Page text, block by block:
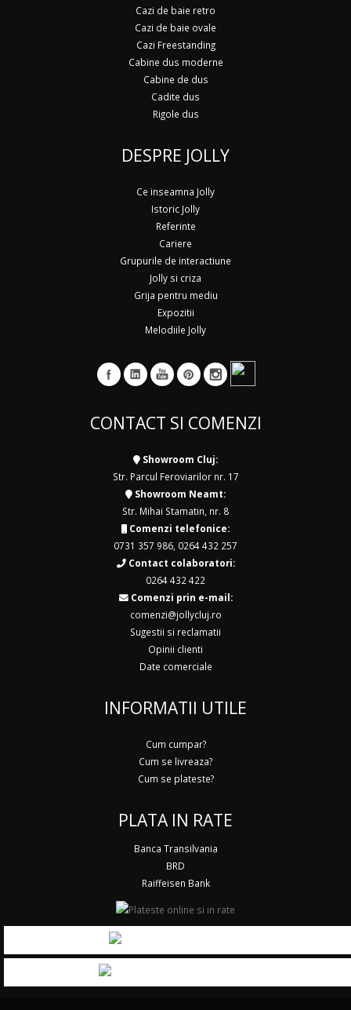
Cazi de baie retro
Cazi de baie ovale
Cazi Freestanding
Cabine dus moderne
Cabine de dus
Cadite dus
Rigole dus
DESPRE JOLLY
Ce inseamna Jolly
Istoric Jolly
Referinte
Cariere
Grupurile de interactiune
Jolly si criza
Grija pentru mediu
Expozitii
Melodiile Jolly
CONTACT SI COMENZI
Showroom Cluj:
Str. Parcul Feroviarilor nr. 17
Showroom Neamt:
Str. Mihai Stamatin, nr. 8
Comenzi telefonice:
0731 357 986 0264 432 257
Contact colaboratori:
0264 432 422
Comenzi prin e-mail:
comenzi@jollycluj.ro
Sugestii si reclamatii
Opinii clienti
Date comerciale
INFORMATII UTILE
Cum cumpar?
Cum se livreaza?
Cum se plateste?
PLATA IN RATE
Banca Transilvania
BRD
Raiffeisen Bank